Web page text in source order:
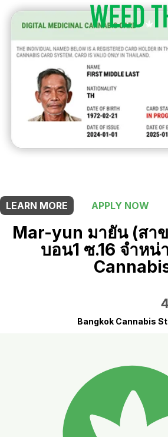
LEARN MORE
APPLY NOW
Mar-yun มายัน (สา
บอน1 ซ.16 จำห
Bangkok Cannabis